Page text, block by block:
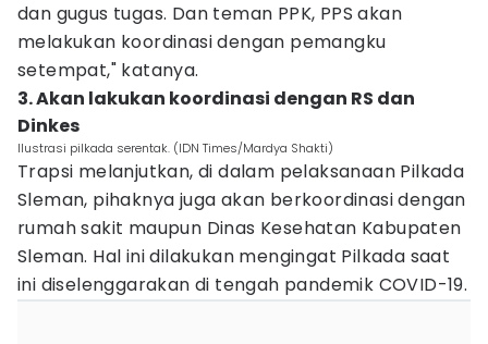
dan gugus tugas. Dan teman PPK, PPS akan
melakukan koordinasi dengan pemangku
setempat," katanya.
3. Akan lakukan koordinasi dengan RS dan
Dinkes
Ilustrasi pilkada serentak. (IDN Times/Mardya Shakti)
Trapsi melanjutkan, di dalam pelaksanaan Pilkada
Sleman, pihaknya juga akan berkoordinasi dengan
rumah sakit maupun Dinas Kesehatan Kabupaten
Sleman. Hal ini dilakukan mengingat Pilkada saat
ini diselenggarakan di tengah pandemik COVID-19.